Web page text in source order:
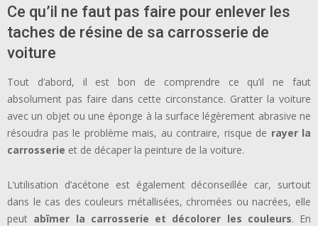
Ce qu’il ne faut pas faire pour enlever les
taches de résine de sa carrosserie de
voiture
Tout d’abord, il est bon de comprendre ce qu’il ne faut
absolument pas faire dans cette circonstance. Gratter la voiture
avec un objet ou une éponge à la surface légèrement abrasive ne
résoudra pas le problème mais, au contraire, risque de rayer la
carrosserie et de décaper la peinture de la voiture.
L’utilisation d’acétone est également déconseillée car, surtout
dans le cas des couleurs métallisées, chromées ou nacrées, elle
peut abîmer la carrosserie et décolorer les couleurs. En